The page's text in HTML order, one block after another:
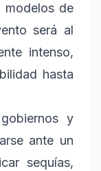
modelos de
será al
intenso,
hasta
y
ante un
sequías,